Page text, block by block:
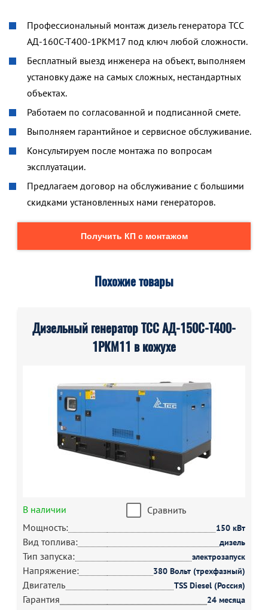
Профессиональный монтаж дизель генератора ТСС
АД-160С-Т400-1РКМ17 под ключ любой сложности.
Бесплатный выезд инженера на объект, выполняем
установку даже на самых сложных, нестандартных
объектах.
Работаем по согласованной и подписанной смете.
Выполняем гарантийное и сервисное обслуживание.
Консультируем после монтажа по вопросам
эксплуатации.
Предлагаем договор на обслуживание с большими
скидками установленных нами генераторов.
Получить КП с монтажом
Похожие товары
Дизельный генератор ТСС АД-150С-Т400-
1РКМ11 в кожухе
В наличии
Сравнить
Мощность:
150 кВт
Вид топлива: дизель
Тип запуска: электрозапуск
Напряжение: 380 Вольт (трехфазный)
Двигатель TSS Diesel (Россия)
Гарантия 24 месяца